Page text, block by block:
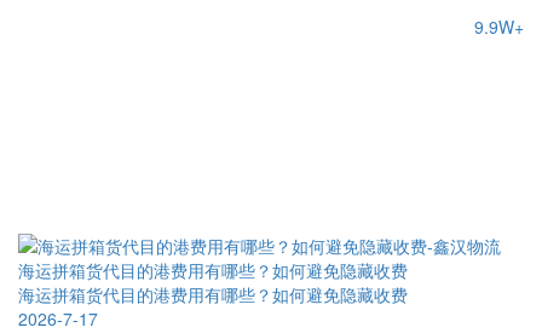
9.9W+
海运拼箱货代目的港费用有哪些？如何避免隐藏收费
海运拼箱货代目的港费用有哪些？如何避免隐藏收费
2026-7-17